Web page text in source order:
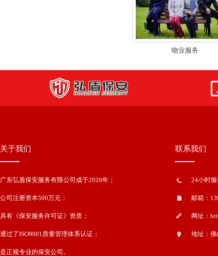
物业服务
关于我们
广东弘盾保安服务有限公司成于2020年；
公司注册资本500万元；
具有《保安服务许可证》资质；
通过了ISO9001质量管理体系认证；
是正规专业的保安公司。
联系我们
24小时
邮箱：
网址：
地址：